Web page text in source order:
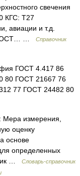
свечения
КГС: Т27
авиации и т.д.
ГОСТ… …
Справочник
ГОСТ 4.417 86
80 ГОСТ 21667 76
77 ГОСТ 24482 80
Мера измерения,
оценку
основе
определенных
…
Словарь-справочник